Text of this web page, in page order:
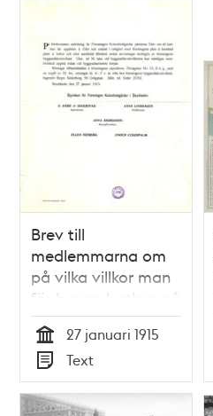
Brev till
medlemmarna om
på vilka villkor man
för bygga lusthus på
sin kolonilott från
styrelsen för
Föreningen
Koloniträdgårdar i
Stockholm
Tid
27 januari 1915
Typ
Text